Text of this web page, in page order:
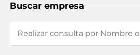
Buscar empresa